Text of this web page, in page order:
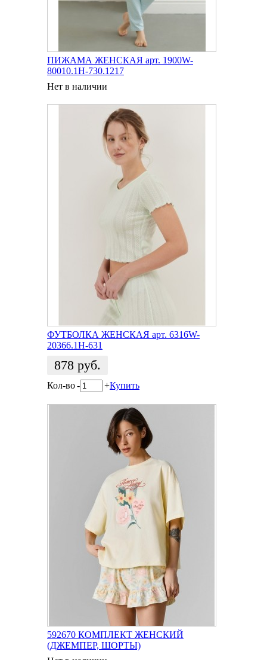
ПИЖАМА ЖЕНСКАЯ арт. 1900W-
80010.1H-730.1217
Нет в наличии
ФУТБОЛКА ЖЕНСКАЯ арт. 6316W-
20366.1H-631
878 руб.
Кол-во- +Купить
592670 КОМПЛЕКТ ЖЕНСКИЙ
(ДЖЕМПЕР, ШОРТЫ)